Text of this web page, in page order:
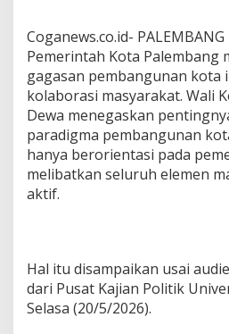
a
n
k
l
u
s
i
f
,
k
a
n
Coganews.co.id-
Pemerintah Kota Palembang
gagasan pembangunan kota
kolaborasi masyarakat. Wali
Dewa menegaskan
paradigma pembangunan
hanya berorientasi pada
melibatkan seluruh elemen
aktif.
Hal itu disampaikan usai
dari Pusat Kajian Politik
Selasa (20/5/2026).